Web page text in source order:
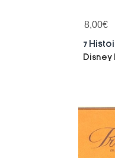
8,00€
Disney